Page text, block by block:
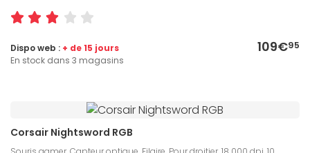
109€95
Dispo web : + de 15 jours
En stock dans 3 magasins
Corsair Nightsword RGB